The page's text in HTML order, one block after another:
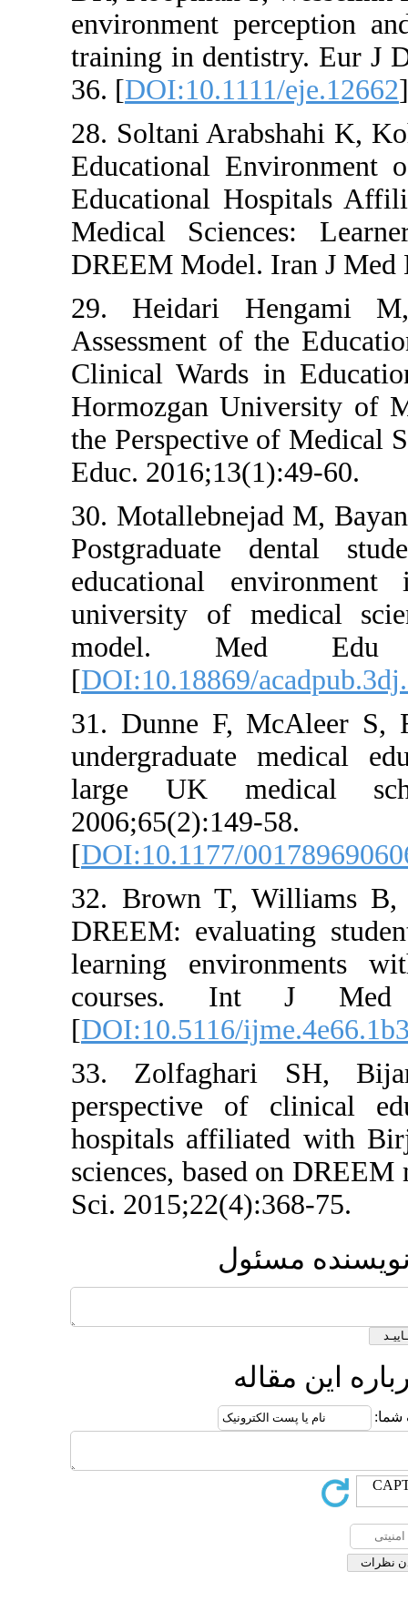
environment
training in
36. [
28. Soltani
Educational
Educational
Medical
DREEM
29. Heidari
Assessment
Clinical
Hormozgan
the
Educ.
30.
educational
university of
model.
[
31. Dunne F,
large UK
[DOI:10.1177/
32. Brown T,
DREEM:
learning
courses.
[DOI:10.5116/
33.
perspective
hospitals
sciences,
Sci.